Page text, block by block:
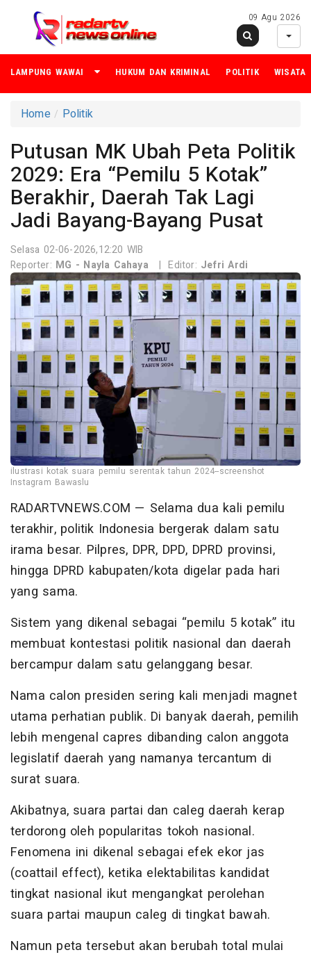
09 Agu 2026
LAMPUNG WAWAI HUKUM DAN KRIMINAL POLITIK WISATA
Home Politik
Putusan MK Ubah Peta Politik
2029: Era “Pemilu 5 Kotak”
Berakhir, Daerah Tak Lagi
Jadi Bayang-Bayang Pusat
Selasa 02-06-2026,12:20 WIB
Reporter: MG - Nayla Cahaya | Editor: Jefri Ardi
ilustrasi kotak suara pemilu serentak tahun 2024--screenshot
Instagram Bawaslu
RADARTVNEWS.COM — Selama dua kali pemilu
terakhir, politik Indonesia bergerak dalam satu
irama besar. Pilpres, DPR, DPD, DPRD provinsi,
hingga DPRD kabupaten/kota digelar pada hari
yang sama.
Sistem yang dikenal sebagai “pemilu 5 kotak” itu
membuat kontestasi politik nasional dan daerah
bercampur dalam satu gelanggang besar.
Nama calon presiden sering kali menjadi magnet
utama perhatian publik. Di banyak daerah, pemilih
lebih mengenal capres dibanding calon anggota
legislatif daerah yang namanya tercantum di
surat suara.
Akibatnya, suara partai dan caleg daerah kerap
terdorong oleh popularitas tokoh nasional.
Fenomena ini dikenal sebagai efek ekor jas
(coattail effect), ketika elektabilitas kandidat
tingkat nasional ikut mengangkat perolehan
suara partai maupun caleg di tingkat bawah.
Namun peta tersebut akan berubah total mulai